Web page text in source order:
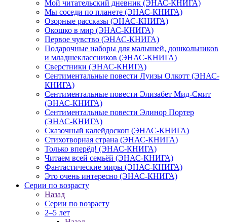
Мой читательский дневник (ЭНАС-КНИГА)
Мы соседи по планете (ЭНАС-КНИГА)
Озорные рассказы (ЭНАС-КНИГА)
Окошко в мир (ЭНАС-КНИГА)
Первое чувство (ЭНАС-КНИГА)
Подарочные наборы для малышей, дошкольников
и младшеклассников (ЭНАС-КНИГА)
Сверстники (ЭНАС-КНИГА)
Сентиментальные повести Луизы Олкотт (ЭНАС-
КНИГА)
Сентиментальные повести Элизабет Мид-Смит
(ЭНАС-КНИГА)
Сентиментальные повести Элинор Портер
(ЭНАС-КНИГА)
Сказочный калейдоскоп (ЭНАС-КНИГА)
Стихотворная страна (ЭНАС-КНИГА)
Только вперёд! (ЭНАС-КНИГА)
Читаем всей семьёй (ЭНАС-КНИГА)
Фантастические миры (ЭНАС-КНИГА)
Это очень интересно (ЭНАС-КНИГА)
Серии по возрасту
Назад
Серии по возрасту
2–5 лет